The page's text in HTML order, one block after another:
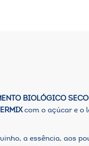
BIOLÓGICO SECO
com o açúcar e o
a essência, aos